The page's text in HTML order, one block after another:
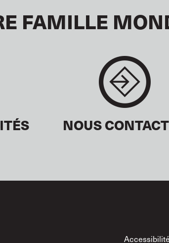
FAMILLE
NOUS
Accessibilité